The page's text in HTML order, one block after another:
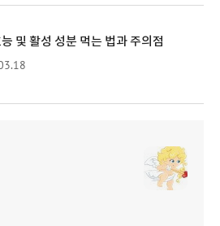
및 활성 성분 먹는 법과 주의점